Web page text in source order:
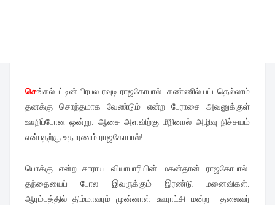
செங்கல்பட்டின் பிரபல ரவுடி ராஜகோபால். கண்ணில் பட்டதெல்லாம்
தனக்கு சொந்தமாக வேண்டும் என்ற பேராசை அவனுக்குள்
ஊறிப்போன ஒன்று. ஆசை அளவிற்கு மீறினால் அழிவு நிச்சயம்
என்பதற்கு உதாரணம் ராஜகோபால்!
பொக்கு என்ற சாராய வியாபாரியின் மகன்தான் ராஜகோபால்.
தந்தையைப் போல இவருக்கும் இரண்டு மனைவிகள்.
ஆரம்பத்தில் திம்மாவரம் முன்னாள் ஊராட்சி மன்ற தலைவர்